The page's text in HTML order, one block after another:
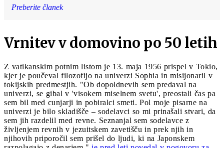
Preberite članek
Vrnitev v domovino po 50 letih
Z vatikanskim potnim listom je 13. maja 1956 prispel v Tokio,
kjer je poučeval filozofijo na univerzi Sophia in misijonaril v
tokijskih predmestjih. "Ob dopoldnevih sem predaval na
univerzi, se gibal v 'visokem miselnem svetu', preostali čas pa
sem bil med cunjarji in pobiralci smeti. Pol moje pisarne na
univerzi je bilo skladišče – sodelavci so mi prinašali stvari, da
sem jih razdelil med revne. Seznanjal sem sodelavce z
življenjem revnih v jezuitskem zavetišču in prek njih in
njihovih priporočil sem prišel do ljudi, ki na Japonskem